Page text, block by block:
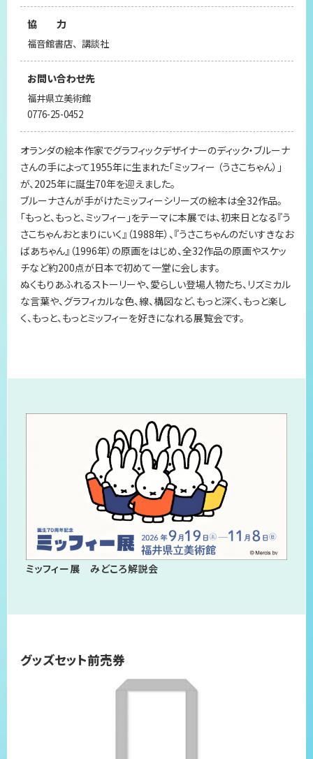
協 力
福音館書店、講談社
お問い合わせ先
福井県立美術館
0776-25-0452
オランダの絵本作家でグラフィックデザイナーのディック・ブルーナ
さんの手によって1955年に生まれた「ミッフィー （うさこちゃん）」
が、2025年に誕生70年を迎えました。
ブルーナさんが手がけたミッフィーシリーズの絵本は全32作品。
「もっと、もっと、ミッフィー」をテーマに本展では、初来日となる『う
さこちゃんおとまりにいく』（1988年）、『うさこちゃんのだいすきなお
ばあちゃん』（1996年）の原画をはじめ、全32作品の原画やスケッ
チなど約200点が日本で初めて一堂に会します。
ぬくもりあふれるストーリーや、愛らしい登場人物たち、リズミカル
な言葉や、グラフィカルな色、線、構図など、もっと深く、もっと楽し
く、もっと、もっとミッフィーを好きになれる展覧会です。
ミッフィー展 みどころ解説会
グッズセット前売券